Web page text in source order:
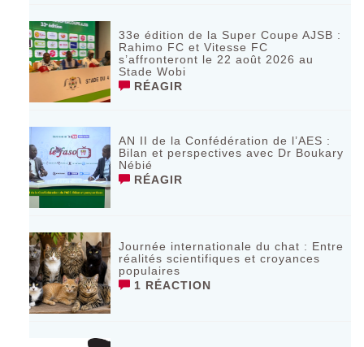
33e édition de la Super Coupe AJSB :
Rahimo FC et Vitesse FC
s’affronteront le 22 août 2026 au
Stade Wobi
RÉAGIR
AN II de la Confédération de l’AES :
Bilan et perspectives avec Dr Boukary
Nébié
RÉAGIR
Journée internationale du chat : Entre
réalités scientifiques et croyances
populaires
1 RÉACTION